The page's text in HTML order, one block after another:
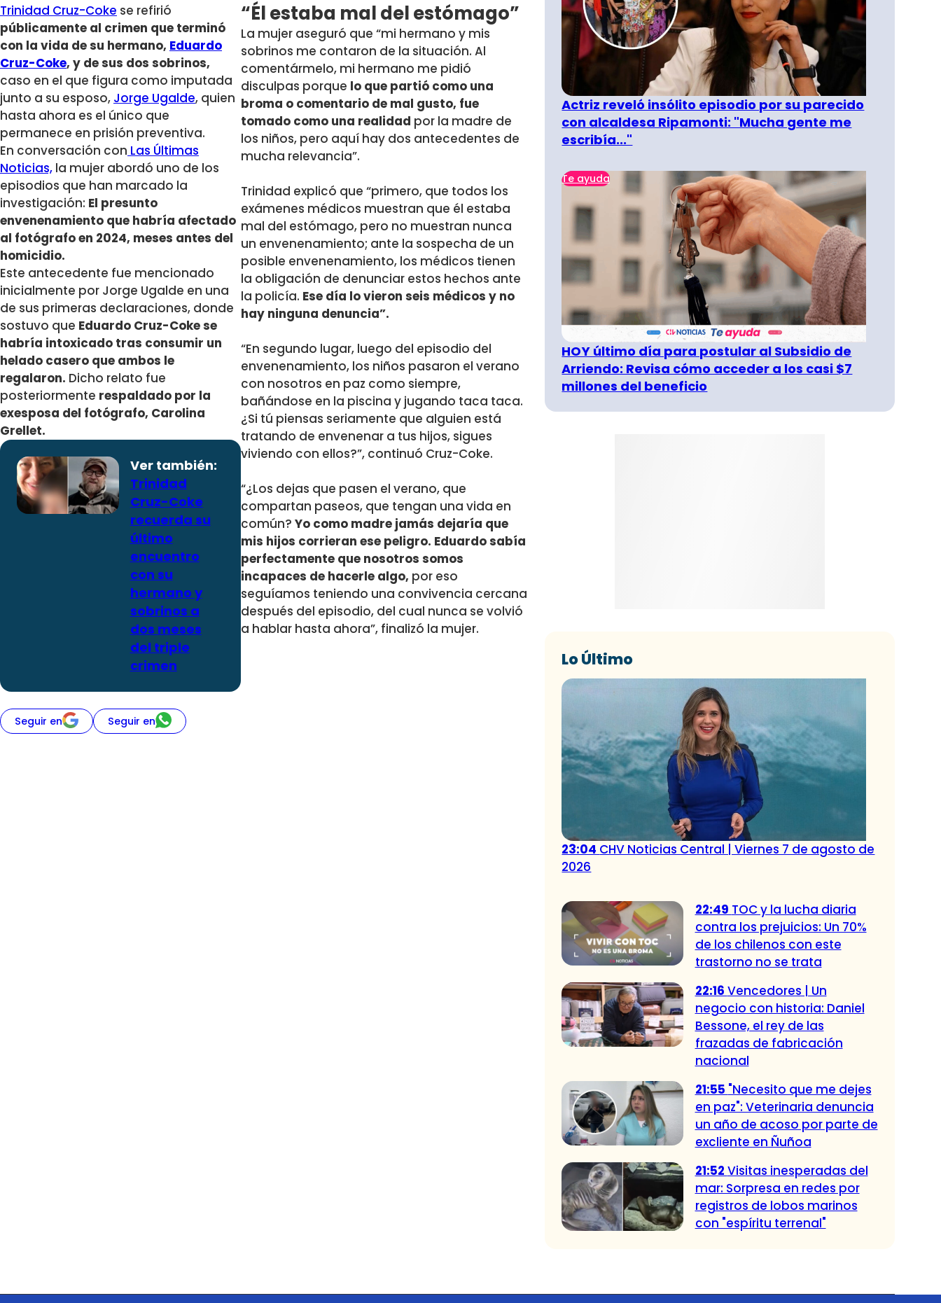
Trinidad Cruz-Coke se refirió
públicamente al crimen que terminó
con la vida de su hermano, Eduardo
Cruz-Coke, y de sus dos sobrinos,
caso en el que figura como imputada
junto a su esposo, Jorge Ugalde, quien
hasta ahora es el único que
permanece en prisión preventiva.
En conversación con Las Últimas
Noticias, la mujer abordó uno de los
episodios que han marcado la
investigación: El presunto
envenenamiento que habría afectado
al fotógrafo en 2024, meses antes del
homicidio.
Este antecedente fue mencionado
inicialmente por Jorge Ugalde en una
de sus primeras declaraciones, donde
sostuvo que Eduardo Cruz-Coke se
habría intoxicado tras consumir un
helado casero que ambos le
regalaron. Dicho relato fue
posteriormente respaldado por la
exesposa del fotógrafo, Carolina
Grellet.
Ver también:
Trinidad
Cruz-Coke
recuerda su
último
encuentro
con su
hermano y
sobrinos a
dos meses
del triple
crimen
“Él estaba mal del estómago”
La mujer aseguró que “mi hermano y mis
sobrinos me contaron de la situación. Al
comentármelo, mi hermano me pidió
disculpas porque lo que partió como una
broma o comentario de mal gusto, fue
tomado como una realidad por la madre de
los niños, pero aquí hay dos antecedentes de
mucha relevancia”.
Trinidad explicó que “primero, que todos los
exámenes médicos muestran que él estaba
mal del estómago, pero no muestran nunca
un envenenamiento; ante la sospecha de un
posible envenenamiento, los médicos tienen
la obligación de denunciar estos hechos ante
la policía. Ese día lo vieron seis médicos y no
hay ninguna denuncia”.
“En segundo lugar, luego del episodio del
envenenamiento, los niños pasaron el verano
con nosotros en paz como siempre,
bañándose en la piscina y jugando taca taca.
¿Si tú piensas seriamente que alguien está
tratando de envenenar a tus hijos, sigues
viviendo con ellos?”, continuó Cruz-Coke.
“¿Los dejas que pasen el verano, que
compartan paseos, que tengan una vida en
común?Yo como madre jamás dejaría que
mis hijos corrieran ese peligro. Eduardo sabía
perfectamente que nosotros somos
incapaces de hacerle algo, por eso
seguíamos teniendo una convivencia cercana
después del episodio, del cual nunca se volvió
a hablar hasta ahora”, finalizó la mujer.
Seguir en Seguir en
Actriz reveló insólito episodio por su parecido
con alcaldesa Ripamonti: "Mucha gente me
escribía..."
Te ayuda
HOY último día para postular al Subsidio de
Arriendo: Revisa cómo acceder a los casi $7
millones del beneficio
Lo Último
23:04 CHV Noticias Central | Viernes 7 de agosto de
2026
22:49 TOC y la lucha diaria
contra los prejuicios: Un 70%
de los chilenos con este
trastorno no se trata
22:16 Vencedores | Un
negocio con historia: Daniel
Bessone, el rey de las
frazadas de fabricación
nacional
21:55 "Necesito que me dejes
en paz": Veterinaria denuncia
un año de acoso por parte de
excliente en Ñuñoa
21:52 Visitas inesperadas del
mar: Sorpresa en redes por
registros de lobos marinos
con "espíritu terrenal"